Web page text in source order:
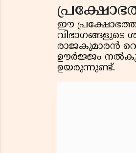
ഈ
വിഭാഗങ്ങളുടെ
രാജകുമാരൻ
ഊർജ്ജം
ഉയരുന്നുണ്ട്.